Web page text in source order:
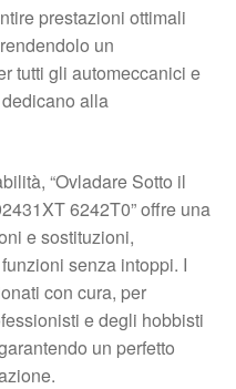
prestazioni ottimali
un
tutti gli automeccanici e
alla
“Ovladare Sotto il
6242T0” offre una
e sostituzioni,
senza intoppi. I
con cura, per
e degli hobbisti
un perfetto